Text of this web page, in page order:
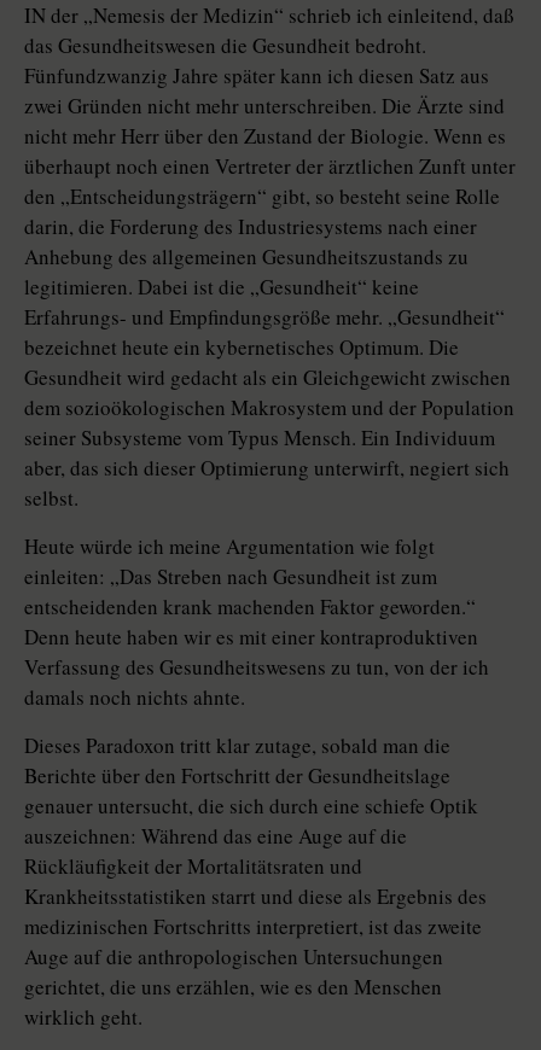
IN der „Nemesis der Medizin“ schrieb ich einleitend, daß
das Gesundheitswesen die Gesundheit bedroht.
Fünfundzwanzig Jahre später kann ich diesen Satz aus
zwei Gründen nicht mehr unterschreiben. Die Ärzte sind
nicht mehr Herr über den Zustand der Biologie. Wenn es
überhaupt noch einen Vertreter der ärztlichen Zunft unter
den „Entscheidungsträgern“ gibt, so besteht seine Rolle
darin, die Forderung des Industriesystems nach einer
Anhebung des allgemeinen Gesundheitszustands zu
legitimieren. Dabei ist die „Gesundheit“ keine
Erfahrungs- und Empfindungsgröße mehr. „Gesundheit“
bezeichnet heute ein kybernetisches Optimum. Die
Gesundheit wird gedacht als ein Gleichgewicht zwischen
dem sozioökologischen Makrosystem und der Population
seiner Subsysteme vom Typus Mensch. Ein Individuum
aber, das sich dieser Optimierung unterwirft, negiert sich
selbst.
Heute würde ich meine Argumentation wie folgt
einleiten: „Das Streben nach Gesundheit ist zum
entscheidenden krank machenden Faktor geworden.“
Denn heute haben wir es mit einer kontraproduktiven
Verfassung des Gesundheitswesens zu tun, von der ich
damals noch nichts ahnte.
Dieses Paradoxon tritt klar zutage, sobald man die
Berichte über den Fortschritt der Gesundheitslage
genauer untersucht, die sich durch eine schiefe Optik
auszeichnen: Während das eine Auge auf die
Rückläufigkeit der Mortalitätsraten und
Krankheitsstatistiken starrt und diese als Ergebnis des
medizinischen Fortschritts interpretiert, ist das zweite
Auge auf die anthropologischen Untersuchungen
gerichtet, die uns erzählen, wie es den Menschen
wirklich geht.